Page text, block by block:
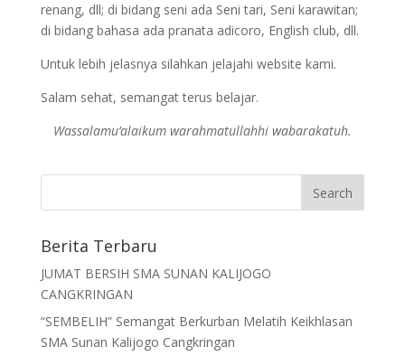
renang, dll; di bidang seni ada Seni tari, Seni karawitan;
di bidang bahasa ada pranata adicoro, English club, dll.
Untuk lebih jelasnya silahkan jelajahi website kami.
Salam sehat, semangat terus belajar.
Wassalamu’alaikum warahmatullahhi wabarakatuh.
Berita Terbaru
JUMAT BERSIH SMA SUNAN KALIJOGO
CANGKRINGAN
“SEMBELIH” Semangat Berkurban Melatih Keikhlasan
SMA Sunan Kalijogo Cangkringan